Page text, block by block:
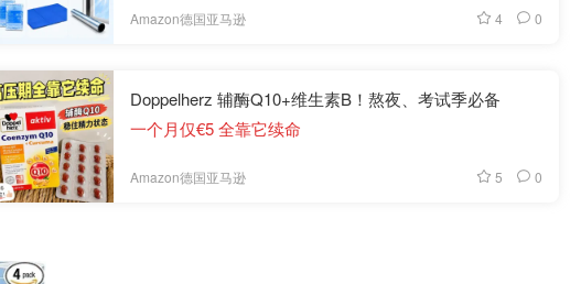
Amazon德国亚马逊 4 0
Doppelherz 辅酶Q10+维生素B！熬夜、考试季必备
一个月仅€5 全靠它续命
Amazon德国亚马逊 5 0